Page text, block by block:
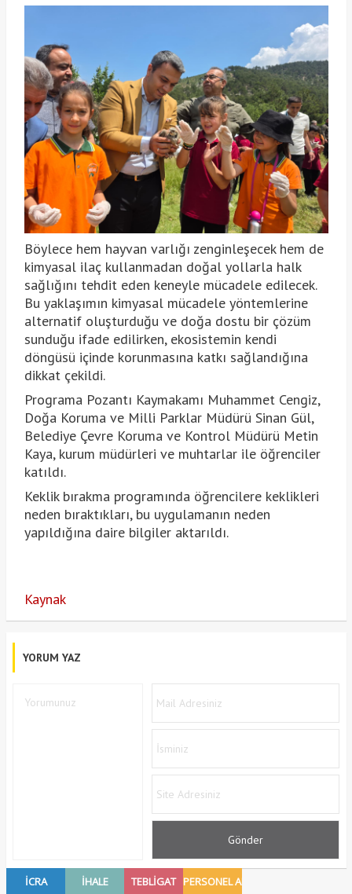
Böylece hem hayvan varlığı zenginleşecek hem de
kimyasal ilaç kullanmadan doğal yollarla halk
sağlığını tehdit eden keneyle mücadele edilecek.
Bu yaklaşımın kimyasal mücadele yöntemlerine
alternatif oluşturduğu ve doğa dostu bir çözüm
sunduğu ifade edilirken, ekosistemin kendi
döngüsü içinde korunmasına katkı sağlandığına
dikkat çekildi.
Programa Pozantı Kaymakamı Muhammet Cengiz,
Doğa Koruma ve Milli Parklar Müdürü Sinan Gül,
Belediye Çevre Koruma ve Kontrol Müdürü Metin
Kaya, kurum müdürleri ve muhtarlar ile öğrenciler
katıldı.
Keklik bırakma programında öğrencilere keklikleri
neden bıraktıkları, bu uygulamanın neden
yapıldığına daire bilgiler aktarıldı.
Kaynak
YORUM YAZ